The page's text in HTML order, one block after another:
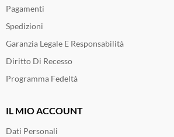
Pagamenti
Spedizioni
Garanzia Legale E Responsabilità
Diritto Di Recesso
Programma Fedeltà
IL MIO ACCOUNT
Dati Personali